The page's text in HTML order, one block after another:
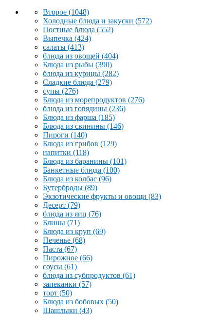
Второе (1048)
Холодные блюда и закуски (572)
Постные блюда (552)
Выпечка (424)
салаты (413)
блюда из овощей (404)
Блюда из рыбы (390)
блюда из курицы (282)
Сладкие блюда (279)
супы (276)
Блюда из морепродуктов (276)
блюда из говядины (236)
Блюда из фарша (185)
Блюда из свинины (146)
Пироги (140)
Блюда из грибов (129)
напитки (118)
Блюда из баранины (101)
Банкетные блюда (100)
Блюда из колбас (96)
Бутерброды (89)
Экзотические фрукты и овощи (83)
Десерт (79)
блюда из яиц (76)
Блины (71)
Блюда из круп (69)
Печенье (68)
Паста (67)
Пирожное (66)
соусы (61)
блюда из субпродуктов (61)
запеканки (57)
торт (50)
Блюда из бобовых (50)
Шашлыки (43)